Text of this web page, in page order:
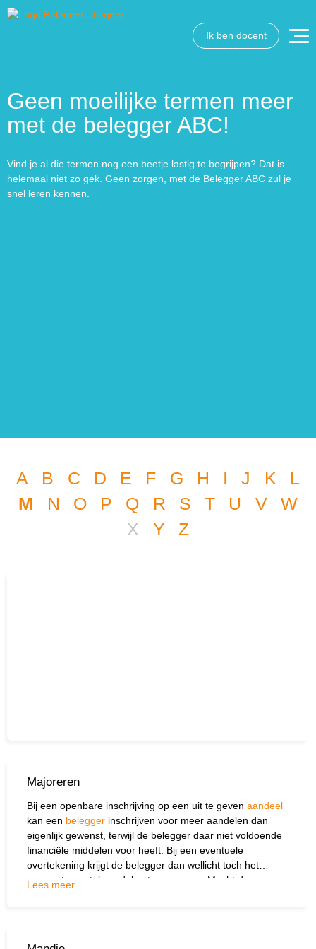
Ik ben docent
Geen moeilijke termen meer
met de belegger ABC!
Vind je al die termen nog een beetje lastig te begrijpen? Dat is
helemaal niet zo gek. Geen zorgen, met de Belegger ABC zul je
snel leren kennen.
A B C D E F G H I J K
L
M
N O P Q R S T U V
W
X
Y Z
Majoreren
Bij een openbare inschrijving op een uit te geven aandeel
kan een belegger inschrijven voor meer aandelen dan
eigenlijk gewenst, terwijl de belegger daar niet voldoende
financiële middelen voor heeft. Bij een eventuele
overtekening krijgt de belegger dan wellicht toch het
gewenste aantal aandelen toegewezen. Mocht de
Lees meer...